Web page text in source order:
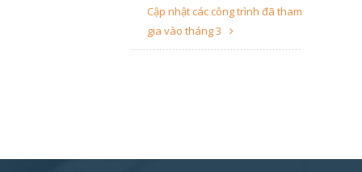
Cập nhật các công trình đã tham
gia vào tháng 3